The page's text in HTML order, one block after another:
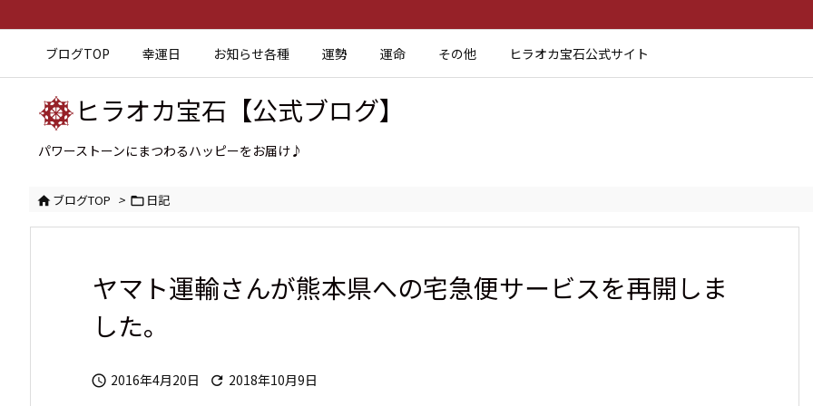
ブログTOP 幸運日 お知らせ各種 運勢 運命 その他 ヒラオカ宝石公式サイト
ヒラオカ宝石【公式ブログ】
パワーストーンにまつわるハッピーをお届け♪
ブログTOP >  日記
ヤマト運輸さんが熊本県への宅急便サービスを再開しま
した。
 2016年4月20日  2018年10月9日